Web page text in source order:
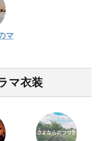
マ
マ衣装